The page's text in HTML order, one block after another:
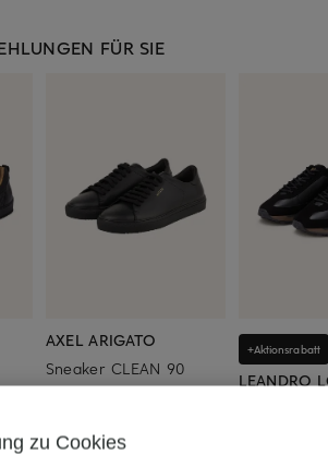
FÜR SIE
AXEL ARIGATO
Sneaker CLEAN 90
+Aktionsrabatt
LEANDRO
zu Cookies